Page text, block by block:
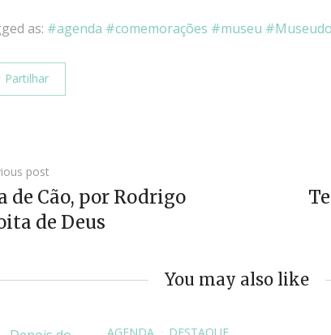
as: agenda comemorações museu
Partilhar
post
de Cão, por Rodrigo
de Deus
You may also like